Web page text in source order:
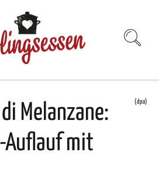
Melanzane:
Auflauf mit
(dpa)